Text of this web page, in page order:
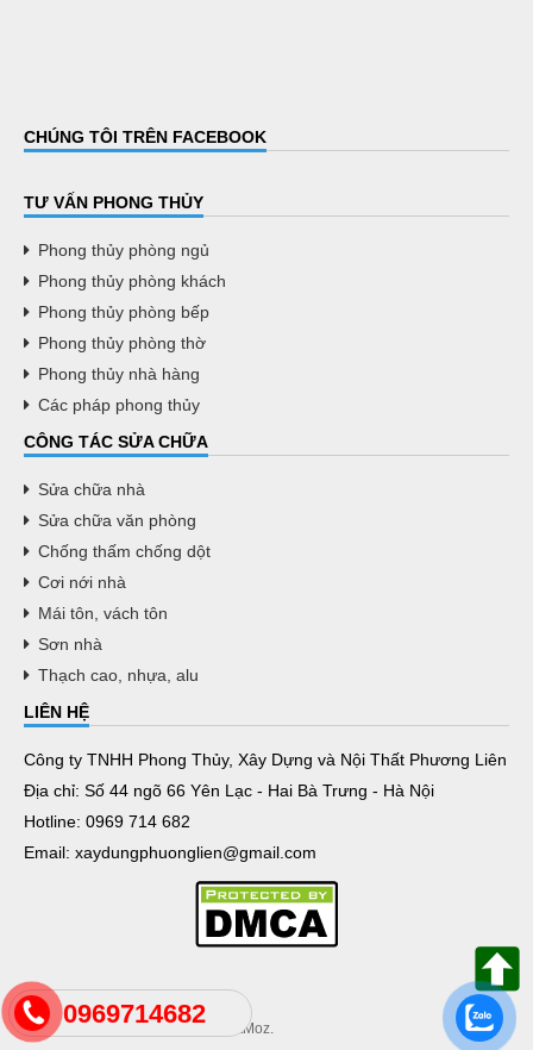
0969714682
CHÚNG TÔI TRÊN FACEBOOK
TƯ VẤN PHONG THỦY
Phong thủy phòng ngủ
Phong thủy phòng khách
Phong thủy phòng bếp
Phong thủy phòng thờ
Phong thủy nhà hàng
Các pháp phong thủy
CÔNG TÁC SỬA CHỮA
Sửa chữa nhà
Sửa chữa văn phòng
Chống thấm chống dột
Cơi nới nhà
Mái tôn, vách tôn
Sơn nhà
Thạch cao, nhựa, alu
LIÊN HỆ
Công ty TNHH Phong Thủy, Xây Dựng và Nội Thất Phương Liên
Địa chỉ: Số 44 ngõ 66 Yên Lạc - Hai Bà Trưng - Hà Nội
Hotline: 0969 714 682
Email: xaydungphuonglien@gmail.com
© 2020 . Thiết kế Website bởi VietMoz.